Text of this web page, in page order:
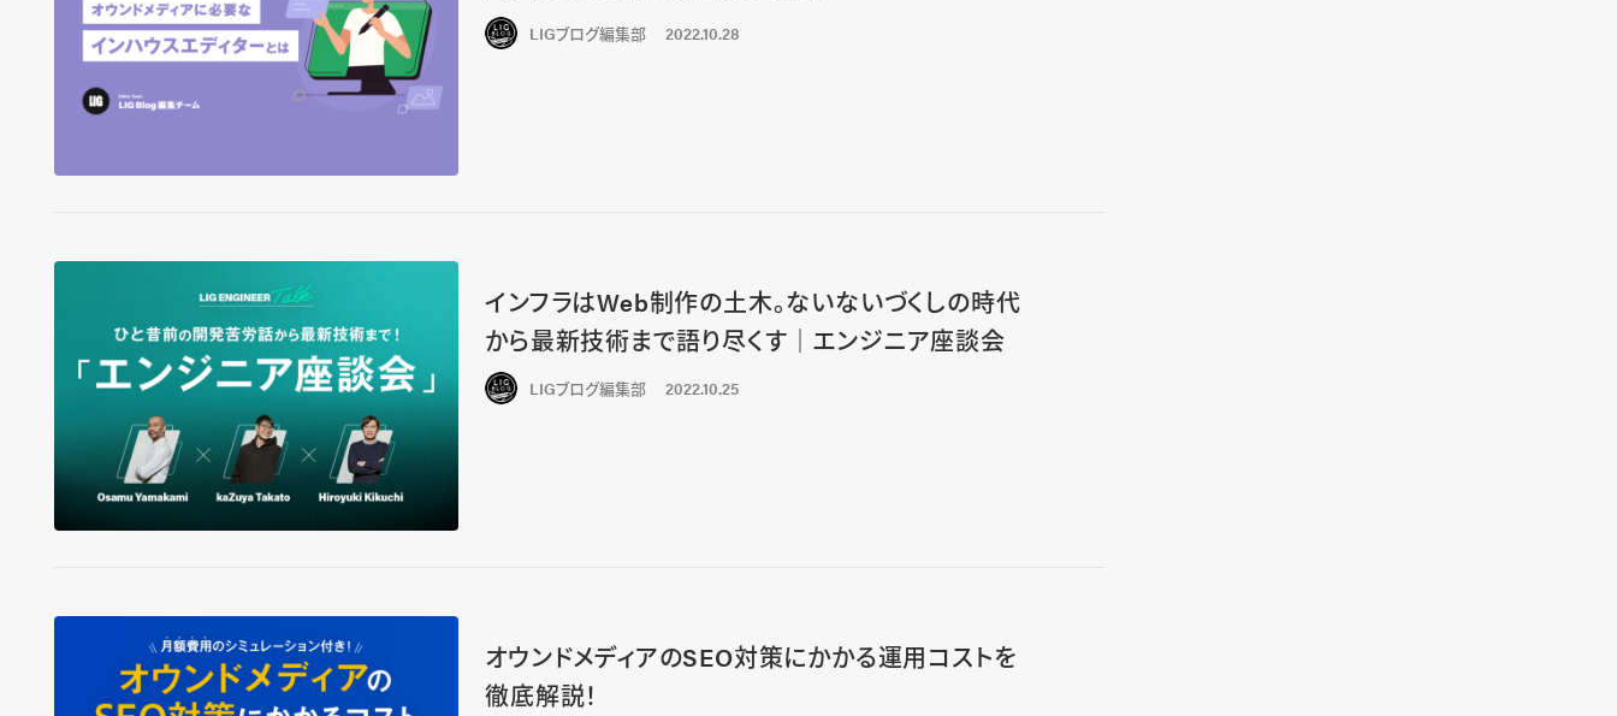
LIGブログ編集部 2022.10.28
インフラはWeb制作の土木。ないないづくしの時代
から最新技術まで語り尽くす｜エンジニア座談会
LIGブログ編集部 2022.10.25
オウンドメディアのSEO対策にかかる運用コストを
徹底解説！